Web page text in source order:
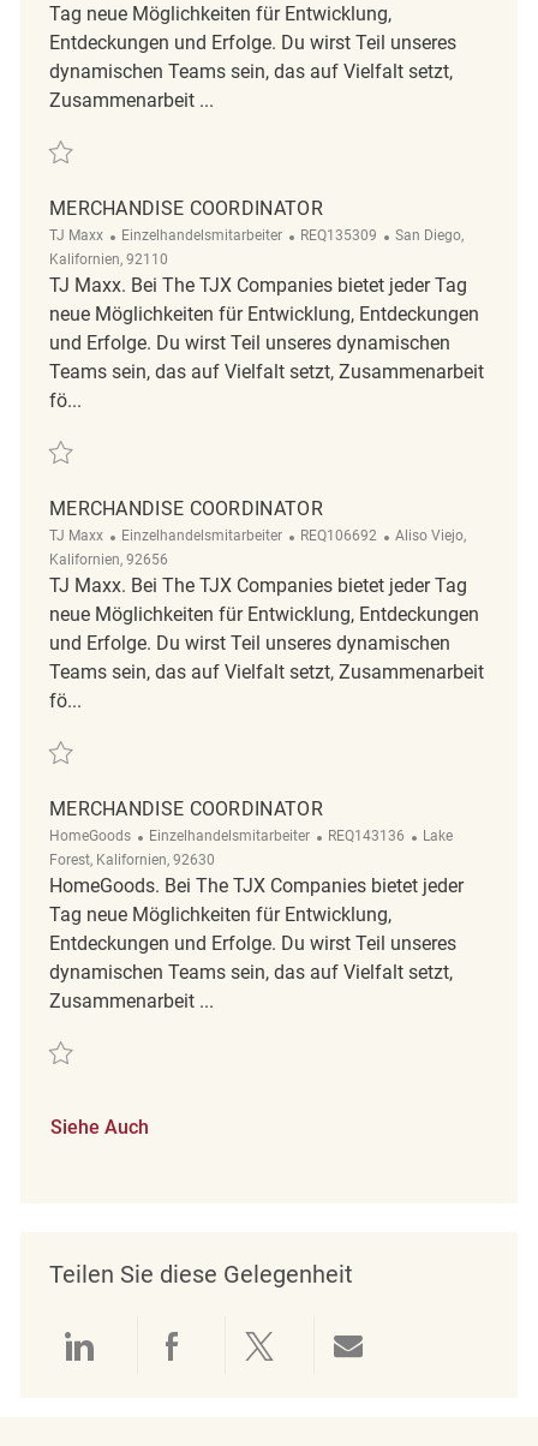
Tag neue Möglichkeiten für Entwicklung,
Entdeckungen und Erfolge. Du wirst Teil unseres
dynamischen Teams sein, das auf Vielfalt setzt,
Zusammenarbeit ...
Retten Merchandise Coordinator REQ132570
MERCHANDISE COORDINATOR
TJ Maxx Kategorie
Einzelhandelsmitarbeiter ReqId
REQ135309 Ort
San Diego,
Kalifornien, 92110
TJ Maxx. Bei The TJX Companies bietet jeder Tag
neue Möglichkeiten für Entwicklung, Entdeckungen
und Erfolge. Du wirst Teil unseres dynamischen
Teams sein, das auf Vielfalt setzt, Zusammenarbeit
fö...
Retten merchandise coordinator REQ135309
MERCHANDISE COORDINATOR
TJ Maxx Kategorie
Einzelhandelsmitarbeiter ReqId
REQ106692 Ort
Aliso Viejo,
Kalifornien, 92656
TJ Maxx. Bei The TJX Companies bietet jeder Tag
neue Möglichkeiten für Entwicklung, Entdeckungen
und Erfolge. Du wirst Teil unseres dynamischen
Teams sein, das auf Vielfalt setzt, Zusammenarbeit
fö...
Retten Merchandise coordinator REQ106692
MERCHANDISE COORDINATOR
HomeGoods Kategorie
Einzelhandelsmitarbeiter ReqId
REQ143136 Ort
Lake
Forest, Kalifornien, 92630
HomeGoods. Bei The TJX Companies bietet jeder
Tag neue Möglichkeiten für Entwicklung,
Entdeckungen und Erfolge. Du wirst Teil unseres
dynamischen Teams sein, das auf Vielfalt setzt,
Zusammenarbeit ...
Retten Merchandise Coordinator REQ143136
Siehe Auch
Teilen Sie diese Gelegenheit
Über LinkedIn teilen
Über Facebook teilen
Über Twitter teilen